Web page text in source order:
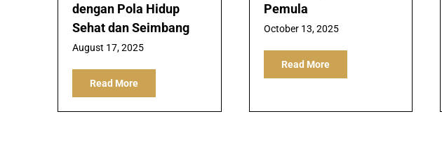
dengan Pola Hidup
Sehat dan Seimbang
August 17, 2025
Read More
Pemula
October 13, 2025
Read More